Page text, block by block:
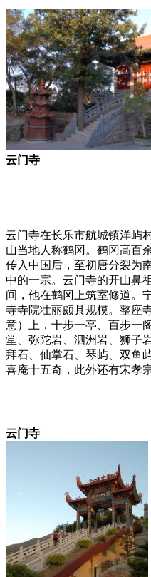
云门寺
云门寺在长乐市航城镇洋屿
山当地人称鹤冈。鹤冈高百
传入中国后，至初唐分裂为
中的一宗。云门寺的开山鼻
间，他在鹤冈上筑室修道。
寺寺院壮丽颇具规模。整座
意）上，十步一亭、百步一
堂、弥陀岩、泗洲岩、狮子
拜石、仙掌石、琴屿、双鱼
喜庵十五奇，此外还有宋孝
云门寺